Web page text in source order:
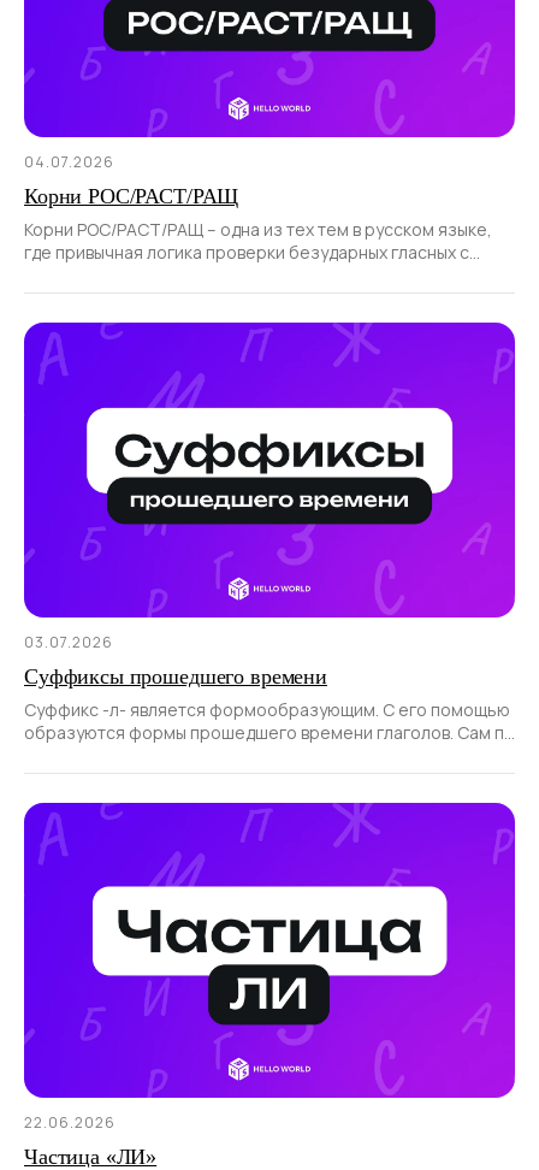
04.07.2026
Корни РОС/РАСТ/РАЩ
Корни РОС/РАСТ/РАЩ – одна из тех тем в русском языке,
где привычная логика проверки безударных гласных с
03.07.2026
Суффиксы прошедшего времени
Суффикс -л- является формообразующим. С его помощью
образуются формы прошедшего времени глаголов. Сам по
22.06.2026
Частица «ЛИ»